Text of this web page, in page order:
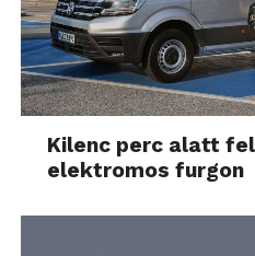
Kilenc perc alatt
elektromos furgon